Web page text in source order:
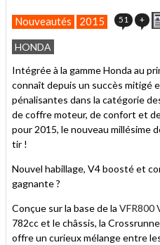
Nouveautés 2015 51 +
HONDA
Intégrée à la gamme Honda au
connaît depuis un succès mitigé
pénalisantes dans la catégorie
de coffre moteur, de confort et
pour 2015, le nouveau millésime
tir !
Nouvel habillage, V4 boosté et
gagnante ?
Conçue sur la base de la VFR800
782cc et le châssis, la
offre un curieux mélange entre